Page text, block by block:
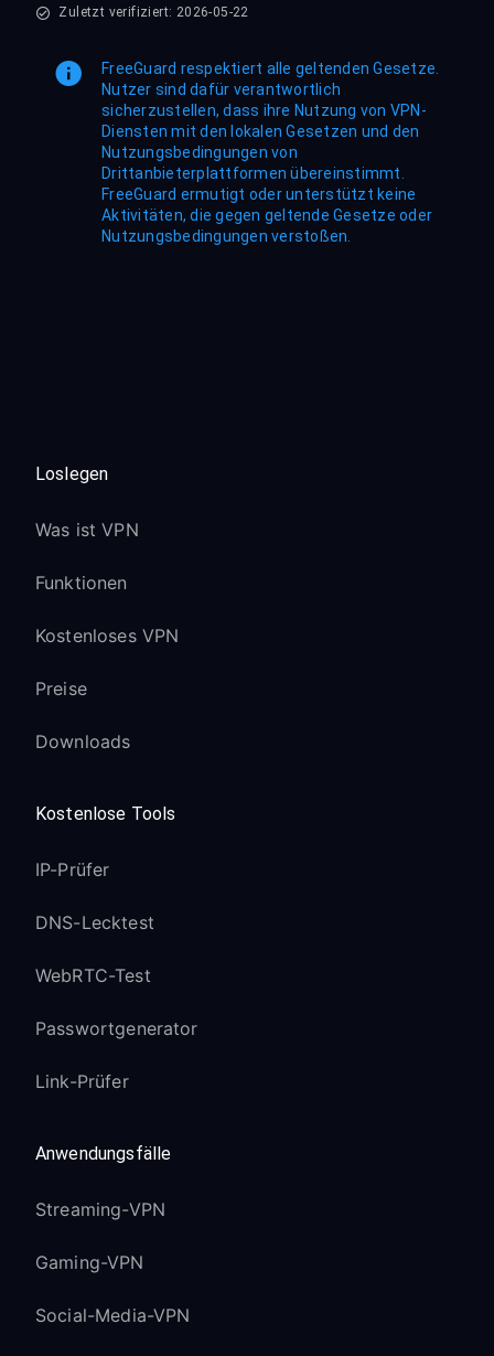
Zuletzt verifiziert: 2026-05-22
FreeGuard respektiert alle geltenden Gesetze.
Nutzer sind dafür verantwortlich
sicherzustellen, dass ihre Nutzung von VPN-
Diensten mit den lokalen Gesetzen und den
Nutzungsbedingungen von
Drittanbieterplattformen übereinstimmt.
FreeGuard ermutigt oder unterstützt keine
Aktivitäten, die gegen geltende Gesetze oder
Nutzungsbedingungen verstoßen.
Loslegen
Was ist VPN
Funktionen
Kostenloses VPN
Preise
Downloads
Kostenlose Tools
IP-Prüfer
DNS-Lecktest
WebRTC-Test
Passwortgenerator
Link-Prüfer
Anwendungsfälle
Streaming-VPN
Gaming-VPN
Social-Media-VPN